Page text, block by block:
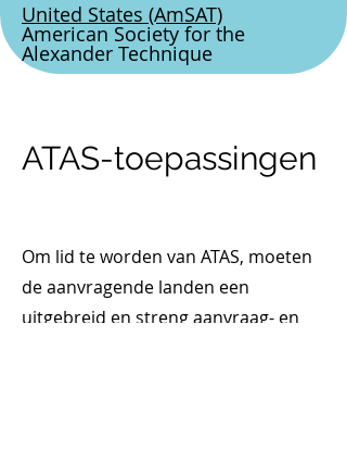
United States (AmSAT)
American Society for the
Alexander Technique
ATAS-toepassingen
Om lid te worden van ATAS, moeten
de aanvragende landen een
uitgebreid en streng aanvraag- en